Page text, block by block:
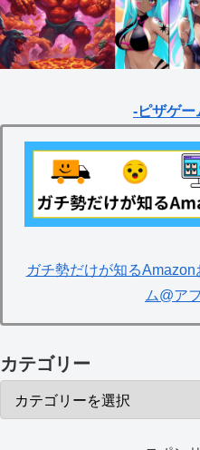
-ピザゲー
ガチ勢だけが知る
ム@ア
カテゴリー